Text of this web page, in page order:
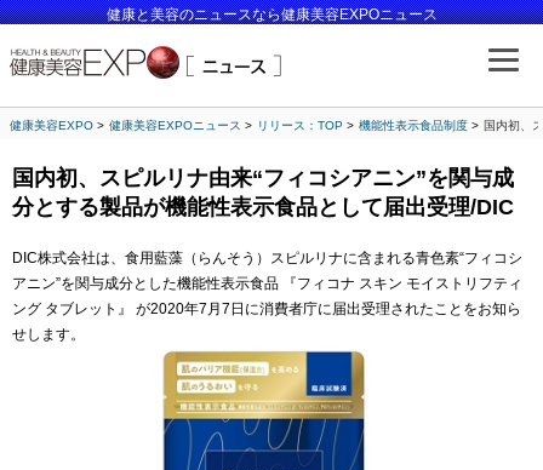
健康と美容のニュースなら健康美容EXPOニュース
健康美容EXPO 健康美容EXPOニュース リリース：TOP 機能性表示食品制度 国内初、
国内初、スピルリナ由来“フィコシアニン”を関与成
分とする製品が機能性表示食品として届出受理/DIC
DIC株式会社は、食用藍藻（らんそう）スピルリナに含まれる青色素“フィコシ
アニン”を関与成分とした機能性表示食品 『フィコナ スキン モイストリフティ
ング タブレット』 が2020年7月7日に消費者庁に届出受理されたことをお知ら
せします。